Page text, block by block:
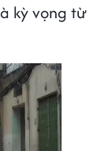
kỳ vọng từ